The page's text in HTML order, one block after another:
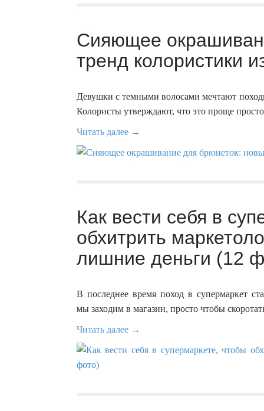
Сияющее
тренд колористики
Девушки с темными волосами мечтают
Колористы утверждают, что это проще
Читать далее →
Как вести себя в
обхитрить
лишние деньги (12
В последнее время поход в супермаркет
мы заходим в магазин, просто чтобы
Читать далее →